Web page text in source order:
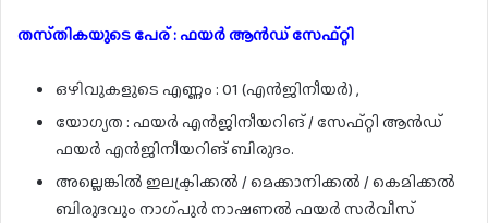
തസ്‌തികയുടെ പേര് : ഫയർ ആൻഡ് സേഫ്റ്റി
ഒഴിവുകളുടെ എണ്ണം : 01 (എൻജിനീയർ) ,
യോഗ്യത : ഫയർ എൻജിനീയറിങ് / സേഫ്റ്റി ആൻഡ്
ഫയർ എൻജിനീയറിങ് ബിരുദം.
അല്ലെങ്കിൽ ഇലക്ട്രിക്കൽ / മെക്കാനിക്കൽ / കെമിക്കൽ
ബിരുദവും നാഗ്പുർ നാഷണൽ ഫയർ സർവീസ്